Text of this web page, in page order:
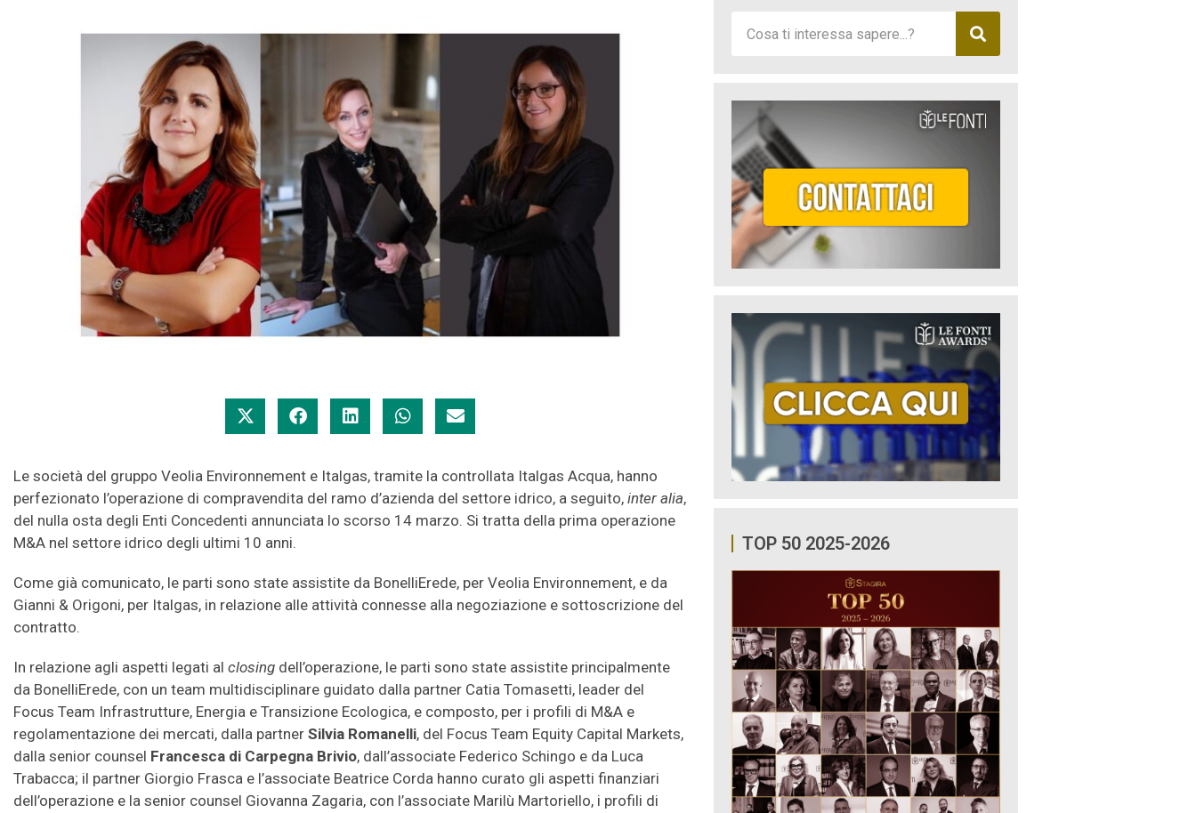
Le società del gruppo Veolia Environnement e Italgas, tramite la controllata Italgas Acqua, hanno
perfezionato l’operazione di compravendita del ramo d’azienda del settore idrico, a seguito, inter alia,
del nulla osta degli Enti Concedenti annunciata lo scorso 14 marzo. Si tratta della prima operazione
M&A nel settore idrico degli ultimi 10 anni.
Come già comunicato, le parti sono state assistite da BonelliErede, per Veolia Environnement, e da
Gianni & Origoni, per Italgas, in relazione alle attività connesse alla negoziazione e sottoscrizione del
contratto.
In relazione agli aspetti legati al closing dell’operazione, le parti sono state assistite principalmente
da BonelliErede, con un team multidisciplinare guidato dalla partner Catia Tomasetti, leader del
Focus Team Infrastrutture, Energia e Transizione Ecologica, e composto, per i profili di M&A e
regolamentazione dei mercati, dalla partner Silvia Romanelli, del Focus Team Equity Capital Markets,
dalla senior counsel Francesca di Carpegna Brivio, dall’associate Federico Schingo e da Luca
Trabacca; il partner Giorgio Frasca e l’associate Beatrice Corda hanno curato gli aspetti finanziari
dell’operazione e la senior counsel Giovanna Zagaria, con l’associate Marilù Martoriello, i profili di
TOP 50 2025-2026